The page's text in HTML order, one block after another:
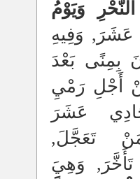
وَيَوْمُ
عَشَرَ, وَفِيهِ
بِمِنًى بَعْدَ
أَجْلِ رَمْيِ
عَشَرَ
تَعَجَّلَ,
وَهِيَ